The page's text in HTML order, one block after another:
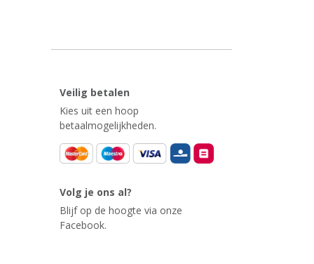
Veilig betalen
Kies uit een hoop
betaalmogelijkheden.
Volg je ons al?
Blijf op de hoogte via onze
Facebook.